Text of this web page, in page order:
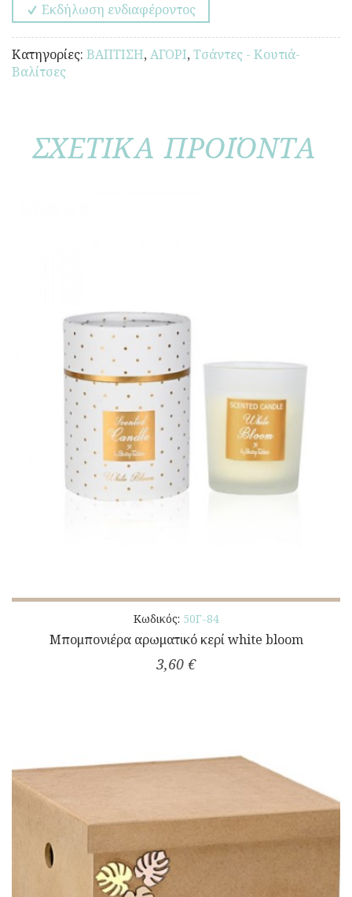
Εκδήλωση ενδιαφέροντος
Κατηγορίες: ΒΑΠΤΙΣΗ,ΑΓΟΡΙ,Τσάντες - Κουτιά-
Βαλίτσες
ΣΧΕΤΙΚΑ ΠΡΟΪΟΝΤΑ
Κωδικός: 50Γ-84
Μπομπονιέρα αρωματικό κερί white bloom
3,60 €